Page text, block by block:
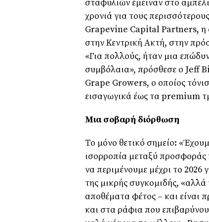
σταφυλιών έμειναν στο
χρονιά για τους
Grapevine Capital Partners, η
στην Κεντρική Ακτή, στην
«Για πολλούς, ήταν μια
συμβόλαια», πρόσθεσε ο Jeff
Grape Growers, ο οποίος
εισαγωγικά έως τα premium
Μια σοβαρή διόρθωση
Το μόνο θετικό σημείο:
ισορροπία μεταξύ
να περιμένουμε μέχρι το
της μικρής συγκομιδής,
αποθέματα φέτος – και είναι
και στα ράφια που